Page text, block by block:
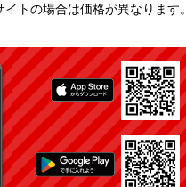
トの場合は価格が異なります。